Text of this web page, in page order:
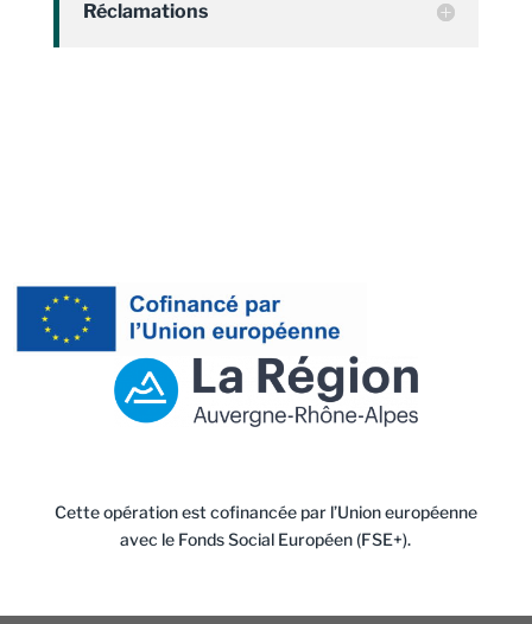
Réclamations
Cette opération est cofinancée par l’Union européenne
avec le Fonds Social Européen (FSE+).